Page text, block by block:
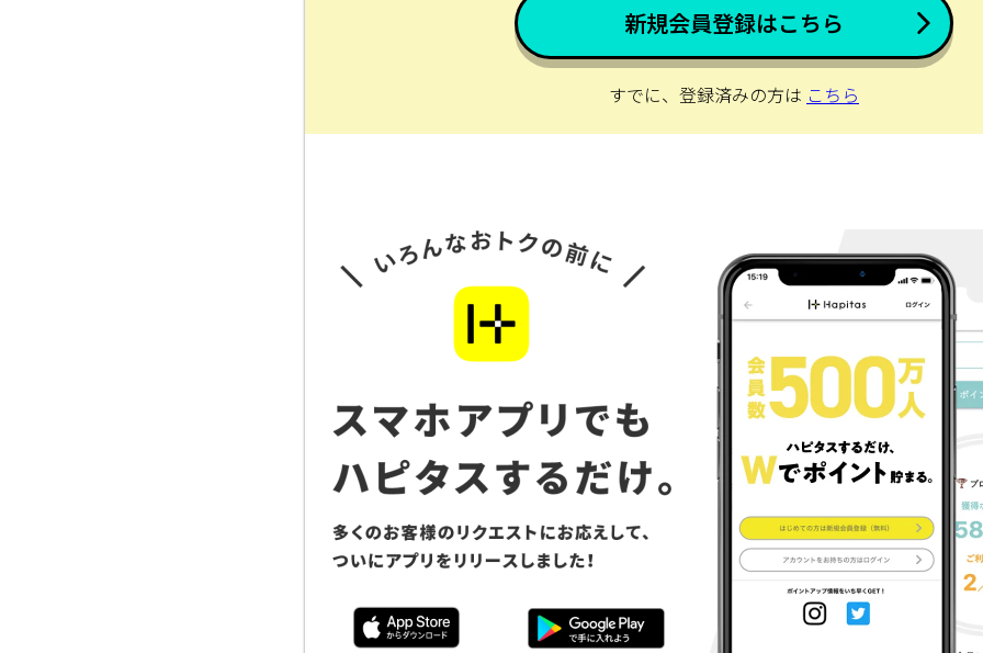
新規会員登録はこちら
すでに、登録済みの方は こちら